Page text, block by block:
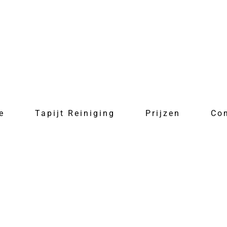
Tapijt Reiniging Prijzen